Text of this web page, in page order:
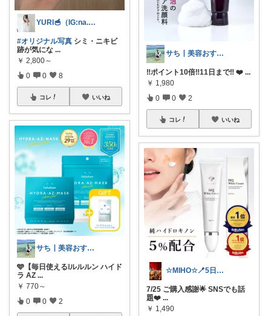
YURI🥣（IG:na.yu16）
#オリジナル写真 シミ・ニキビ
跡が気にな ...
￥ 2,800～
0 0 8
コレ いいね
サち┃美容おすすめ┃垢抜け
🩵【毎日使える❕ルルルン ハイド
ラ AZ ...
￥ 770～
0 0 2
サち┃美容おすすめ┃垢抜け
‼️ポイント10倍‼️11日まで‼️ ❤️ ...
￥ 1,980
0 0 2
コレ いいね
☆MIHO☆🪥5日感謝🍀
7/25 ご購入感謝🌟 SNSでも話
題❤️ ...
￥ 1,490